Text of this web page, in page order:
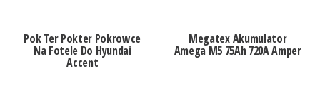
Pok Ter Pokter Pokrowce
Na Fotele Do Hyundai
Accent
Megatex Akumulator
Amega M5 75Ah 720A Amper